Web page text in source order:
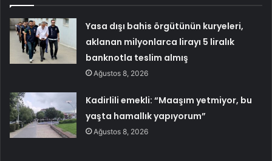
Yasa dışı bahis örgütünün kuryeleri,
aklanan milyonlarca lirayı 5 liralık
banknotla teslim almış
Ağustos 8, 2026
Kadirlili emekli: “Maaşım yetmiyor, bu
yaşta hamallık yapıyorum”
Ağustos 8, 2026